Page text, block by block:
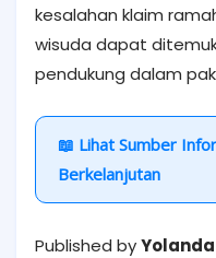
kesalahan klaim
wisuda dapat
pendukung dalam
📖 Lihat Sumber
Berkelanjutan
Published by